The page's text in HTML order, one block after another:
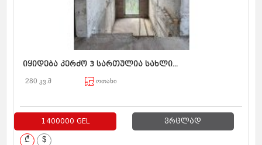
იყიდება კერძო 3 სართულია სახლი...
280 კვ.მ ოთახი
1400000 GEL ვრცლად
₾ $